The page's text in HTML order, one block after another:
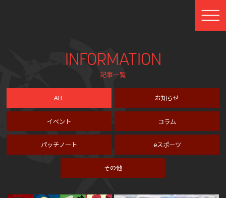
INFORMATION
記事一覧
ALL お知らせ
イベント コラム
パッチノート eスポーツ
その他